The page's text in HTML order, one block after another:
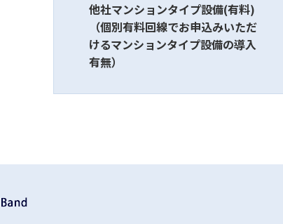
他社マンションタイプ設備(有料)
（個別有料回線でお申込みいただ
けるマンションタイプ設備の導入
有無）